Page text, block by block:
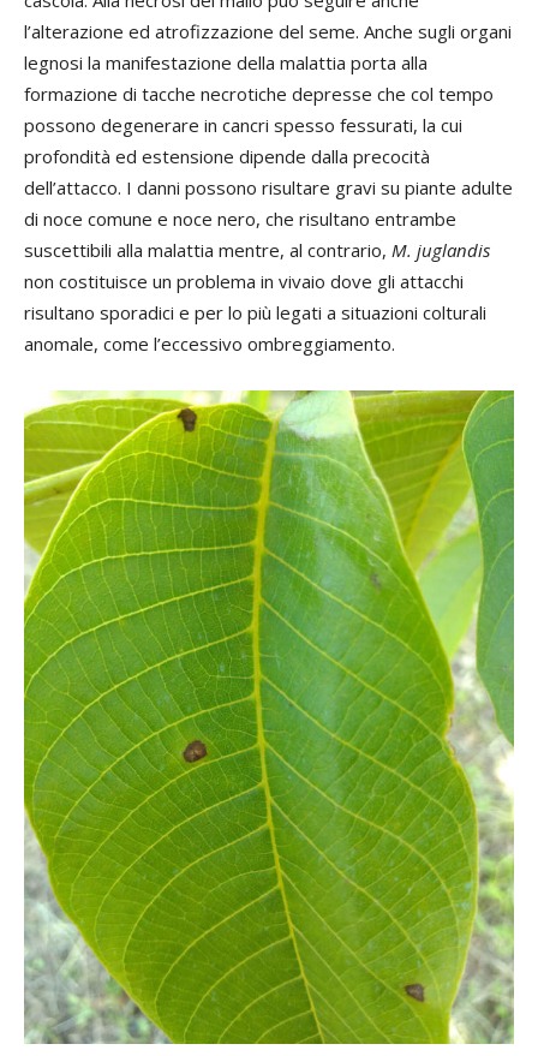
l’alterazione ed atrofizzazione del seme. Anche sugli organi
legnosi la manifestazione della malattia porta alla
formazione di tacche necrotiche depresse che col tempo
possono degenerare in cancri spesso fessurati, la cui
profondità ed estensione dipende dalla precocità
dell’attacco. I danni possono risultare gravi su piante adulte
di noce comune e noce nero, che risultano entrambe
suscettibili alla malattia mentre, al contrario, M. juglandis
non costituisce un problema in vivaio dove gli attacchi
risultano sporadici e per lo più legati a situazioni colturali
anomale, come l’eccessivo ombreggiamento.